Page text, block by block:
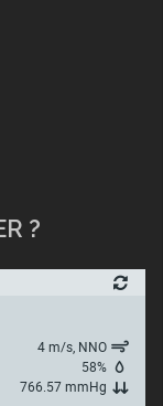
?
4 m/s, NNO
58%
766.57 mmHg